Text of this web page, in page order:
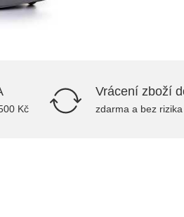
Kč
Vrácení zboží
zdarma a bez rizika